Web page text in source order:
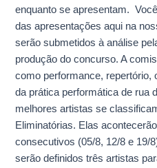
enquanto se apresentam.
das apresentações aqui na
serão submetidos à análise
produção do concurso. A
como performance, repertório,
da prática performática de rua
melhores artistas se
Eliminatórias. Elas
consecutivos (05/8, 12/8 e 19/
serão definidos três artistas